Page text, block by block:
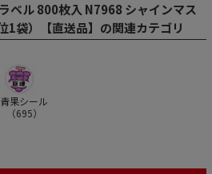
ベル 800枚入 N7968 シャインマス
袋）【直送品】の関連カテゴリ
青果シール
（695）